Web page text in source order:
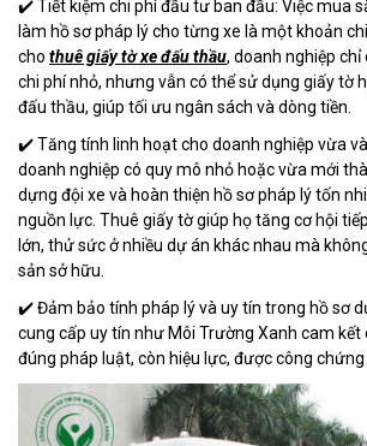
✔️ Tiết kiệm chi phí đầu tư ban đầu: Việc mua
làm hồ sơ pháp lý cho từng xe là một khoản
cho thuê giấy tờ xe đấu thầu, doanh nghiệp
chi phí nhỏ, nhưng vẫn có thể sử dụng giấy tờ
đấu thầu, giúp tối ưu ngân sách và dòng tiền.
✔️ Tăng tính linh hoạt cho doanh nghiệp vừa
doanh nghiệp có quy mô nhỏ hoặc vừa mới
dựng đội xe và hoàn thiện hồ sơ pháp lý tốn
nguồn lực. Thuê giấy tờ giúp họ tăng cơ hội
lớn, thử sức ở nhiều dự án khác nhau mà
sản sở hữu.
✔️ Đảm bảo tính pháp lý và uy tín trong hồ sơ
cung cấp uy tín như Môi Trường Xanh cam kết
đúng pháp luật, còn hiệu lực, được công chứng